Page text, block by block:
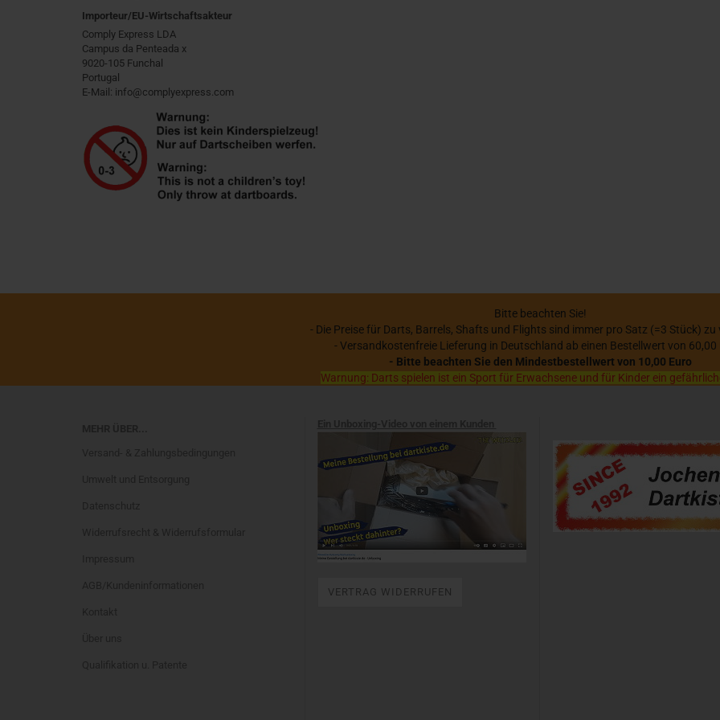
Importeur/EU-Wirtschaftsakteur
Comply Express LDA
Campus da Penteada x
9020-105 Funchal
Portugal
E-Mail: info@complyexpress.com
Bitte beachten Sie!
- Die Preise für Darts, Barrels, Shafts und Flights sind immer pro Satz (=3 Stück) zu
- Versandkostenfreie Lieferung in Deutschland ab einen Bestellwert von 60,00
- Bitte beachten Sie den Mindestbestellwert von 10,00 Euro
Warnung: Darts spielen ist ein Sport für Erwachsene und für Kinder ein
VERTRAG WIDERRUFEN